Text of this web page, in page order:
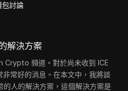
包討論
解決方案
Crypto 頻道。對於尚未收到 ICE
常好的消息。在本文中，我將談
的人的解決方案，這個解決方案是